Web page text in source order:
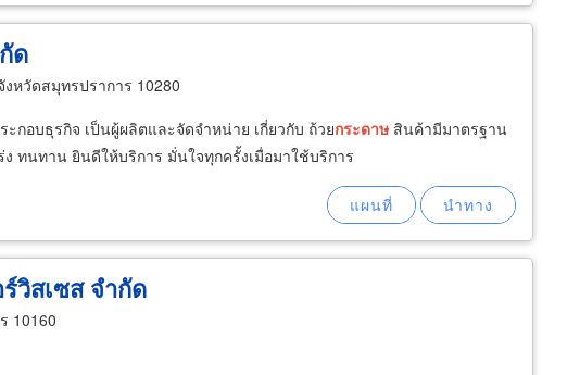
ด
หวัดสมุทรปราการ 10280
กอบธุรกิจ เป็นผู้ผลิตและจัดจำหน่าย เกี่ยวกับ ถ้วยกระดาษ สินค้ามีมาตรฐาน
ทนทาน ยินดีให้บริการ มั่นใจทุกครั้งเมื่อมาใช้บริการ
วิสเซส จำกัด
10160